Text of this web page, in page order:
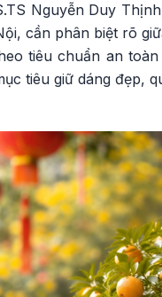
Nguyễn Duy
cần phân biệt rõ
tiêu chuẩn an
tiêu giữ dáng đẹp,